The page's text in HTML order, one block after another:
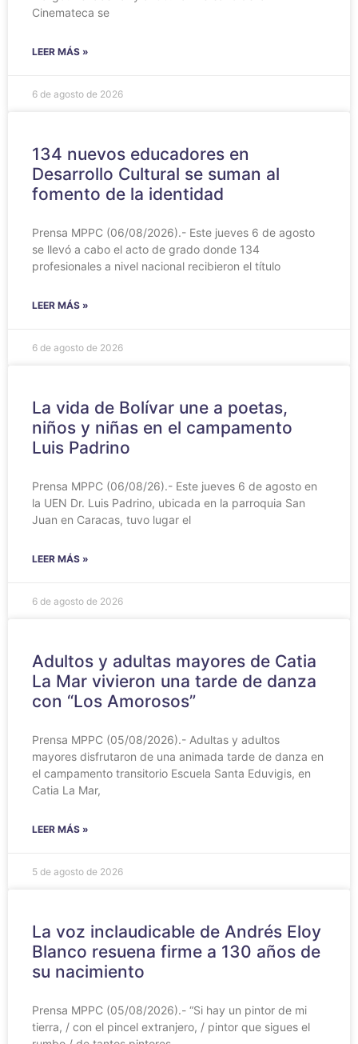
Cinemateca se
LEER MÁS »
6 de agosto de 2026
134 nuevos educadores en
Desarrollo Cultural se suman al
fomento de la identidad
Prensa MPPC (06/08/2026).- Este jueves 6 de agosto
se llevó a cabo el acto de grado donde 134
profesionales a nivel nacional recibieron el título
LEER MÁS »
6 de agosto de 2026
‎La vida de Bolívar une a poetas,
niños y niñas en el campamento
Luis Padrino
‎Prensa MPPC (06/08/26).- Este jueves 6 de agosto en
la UEN Dr. Luis Padrino, ubicada en la parroquia San
Juan en Caracas, tuvo lugar el
LEER MÁS »
6 de agosto de 2026
Adultos y adultas mayores de Catia
La Mar vivieron una tarde de danza
con “Los Amorosos”
Prensa MPPC (05/08/2026).- Adultas y adultos
mayores disfrutaron de una animada tarde de danza en
el campamento transitorio Escuela Santa Eduvigis, en
Catia La Mar,
LEER MÁS »
5 de agosto de 2026
La voz inclaudicable de Andrés Eloy
Blanco resuena firme a 130 años de
su nacimiento
Prensa MPPC (05/08/2026).- “Si hay un pintor de mi
tierra, / con el pincel extranjero, / pintor que sigues el